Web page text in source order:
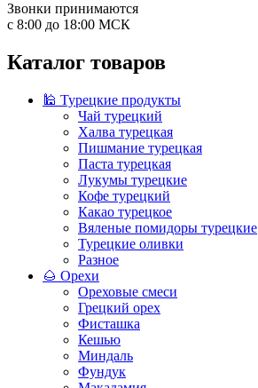
Звонки принимаются
с 8:00 до 18:00 МСК
Каталог товаров
🕌 Турецкие продукты
Чай турецкий
Халва турецкая
Пишмание турецкая
Паста турецкая
Лукумы турецкие
Кофе турецкий
Какао турецкое
Вяленые помидоры турецкие
Турецкие оливки
Разное
🌰 Орехи
Ореховые смеси
Грецкий орех
Фисташка
Кешью
Миндаль
Фундук